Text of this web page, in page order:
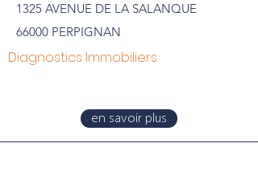
1325 AVENUE DE LA SALANQUE
66000 PERPIGNAN
Diagnostics Immobiliers
en savoir plus